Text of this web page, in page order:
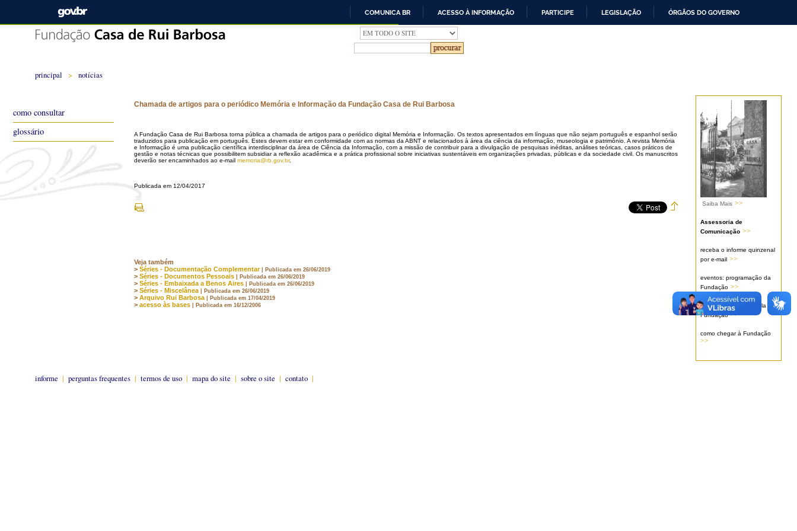
IR
PARA
O
CONTEÚDO
COMUNICA BR ACESSO À INFORMAÇÃO PARTICIPE LEGISLAÇÃO ÓRGÃOS DO GOVERNO
principal > notícias
Saiba Mais >>
Assessoria de
Comunicação >>
receba o informe quinzenal
por e-mail >>
eventos: programação da
Fundação >>
serviços oferecidos pela
Fundação >>
como chegar à Fundação
>>
Chamada de artigos para o periódico Memória e Informação da Fundação Casa de Rui Barbosa
A Fundação Casa de Rui Barbosa torna pública a chamada de artigos para o periódico digital Memória e Informação. Os textos apresentados em línguas que não sejam português e espanhol serão
traduzidos para publicação em português. Estes devem estar em conformidade com as normas da ABNT e relacionados à área da ciência da informação, museologia e patrimônio. A revista Memória
e Informação é uma publicação científica interdisciplinar da área de Ciência da Informação, com a missão de contribuir para a divulgação de pesquisas inéditas, análises teóricas, casos práticos de
gestão e notas técnicas que possibilitem subsidiar a reflexão acadêmica e a prática profissional sobre iniciativas sustentáveis em organizações privadas, públicas e da sociedade civil. Os manuscritos
deverão ser encaminhados ao e-mail memoria@rb.gov.br.
Publicada em 12/04/2017
Veja também
> Séries - Documentação Complementar | Publicada em 26/06/2019
> Séries - Documentos Pessoais | Publicada em 26/06/2019
> Séries - Embaixada a Benos Aires | Publicada em 26/06/2019
> Séries - Miscelânea | Publicada em 26/06/2019
> Arquivo Rui Barbosa | Publicada em 17/04/2019
> acesso às bases | Publicada em 16/12/2006
informe | perguntas frequentes | termos de uso | mapa do site | sobre o site | contato |
como consultar
glossário